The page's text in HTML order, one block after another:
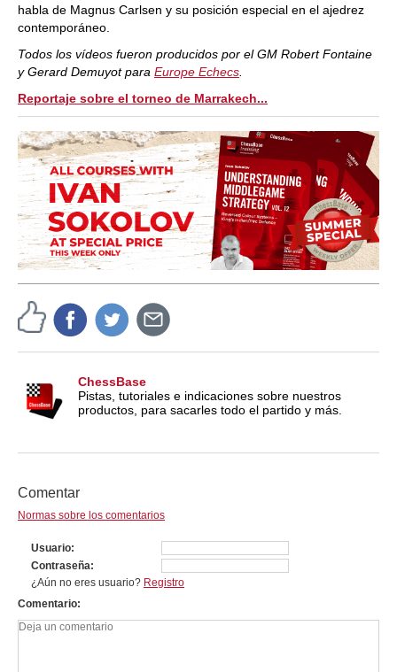
habla de Magnus Carlsen y su posición especial en el ajedrez
contemporáneo.
Todos los vídeos fueron producidos por el GM Robert Fontaine
y Gerard Demuyot para Europe Echecs
Reportaje sobre el torneo de Marrakech...
ChessBase
Pistas, tutoriales e indicaciones sobre nuestros
productos, para sacarles todo el partido y más.
Comentar
Normas sobre los comentarios
Usuario
Contraseña
¿Aún no eres usuario? Registro
Comentario